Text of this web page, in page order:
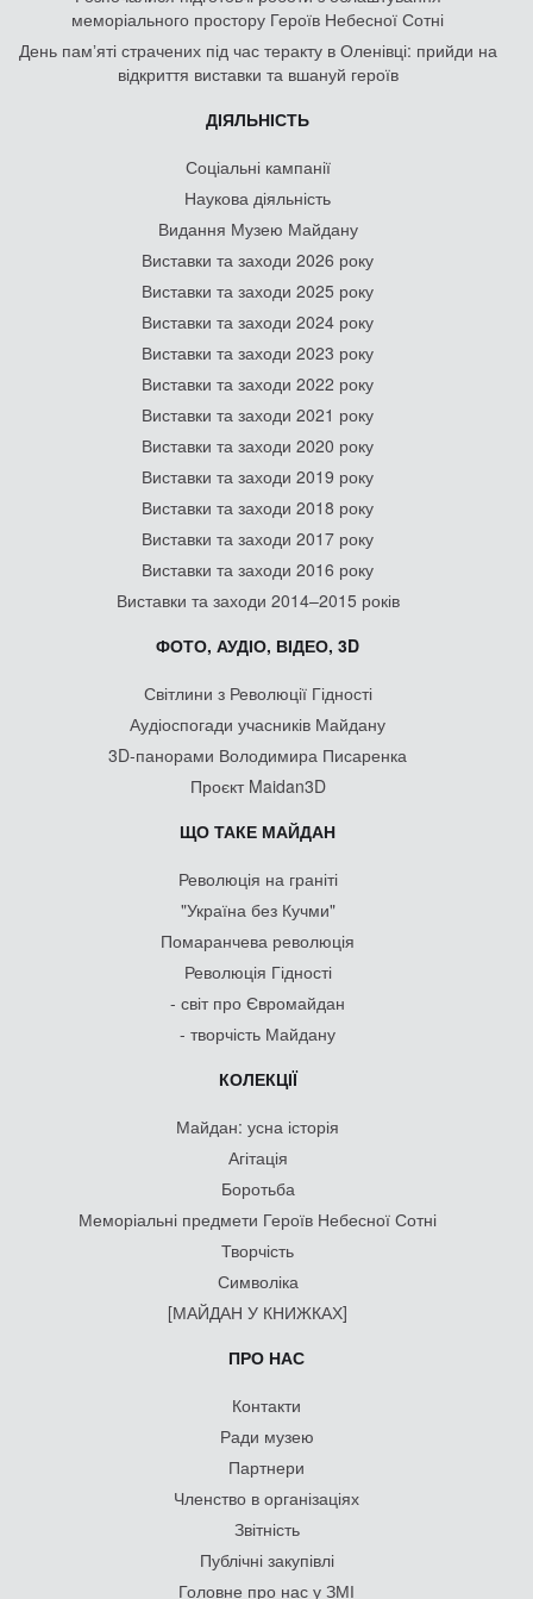
меморіального простору Героїв Небесної Сотні
День памʼяті страчених під час теракту в Оленівці: прийди на
відкриття виставки та вшануй героїв
ДІЯЛЬНІСТЬ
Соціальні кампанії
Наукова діяльність
Видання Музею Майдану
Виставки та заходи 2026 року
Виставки та заходи 2025 року
Виставки та заходи 2024 року
Виставки та заходи 2023 року
Виставки та заходи 2022 року
Виставки та заходи 2021 року
Виставки та заходи 2020 року
Виставки та заходи 2019 року
Виставки та заходи 2018 року
Виставки та заходи 2017 року
Виставки та заходи 2016 року
Виставки та заходи 2014–2015 років
ФОТО, АУДІО, ВІДЕО, 3D
Світлини з Революції Гідності
Аудіоспогади учасників Майдану
3D-панорами Володимира Писаренка
Проєкт Maidan3D
ЩО ТАКЕ МАЙДАН
Революція на граніті
"Україна без Кучми"
Помаранчева революція
Революція Гідності
- світ про Євромайдан
- творчість Майдану
КОЛЕКЦІЇ
Майдан: усна історія
Агітація
Боротьба
Меморіальні предмети Героїв Небесної Сотні
Творчість
Символіка
[МАЙДАН У КНИЖКАХ]
ПРО НАС
Контакти
Ради музею
Партнери
Членство в організаціях
Звітність
Публічні закупівлі
Головне про нас у ЗМІ